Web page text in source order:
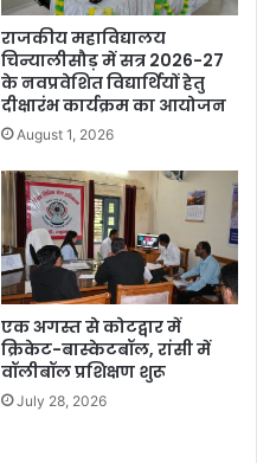
राजकीय महाविद्यालय
चिन्यालीसौड़ में सत्र 2026-27
के नवप्रवेशित विद्यार्थियों हेतु
दीक्षारंभ कार्यक्रम का आयोजन
August 1, 2026
एक अगस्त से कोटद्वार में
क्रिकेट-बास्केटबॉल, रांसी में
वॉलीबॉल प्रशिक्षण शुरू
July 28, 2026